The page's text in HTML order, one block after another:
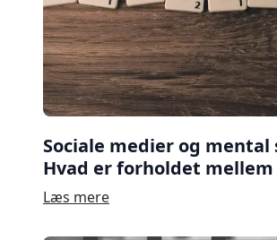
Sociale medier og mental
Hvad er forholdet mellem
Læs mere